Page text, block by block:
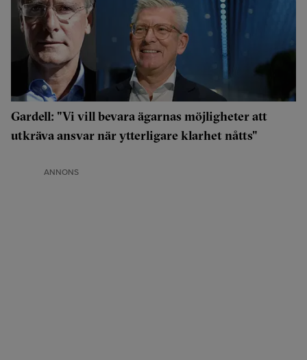
Gardell: "Vi vill bevara ägarnas möjligheter att
utkräva ansvar när ytterligare klarhet nåtts"
ANNONS